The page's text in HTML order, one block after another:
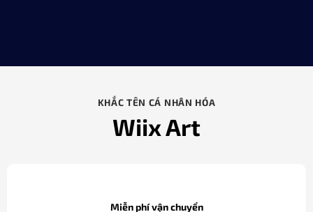
KHẮC TÊN CÁ NHÂN HÓA
Wiix Art
Miễn phí vận chuyển